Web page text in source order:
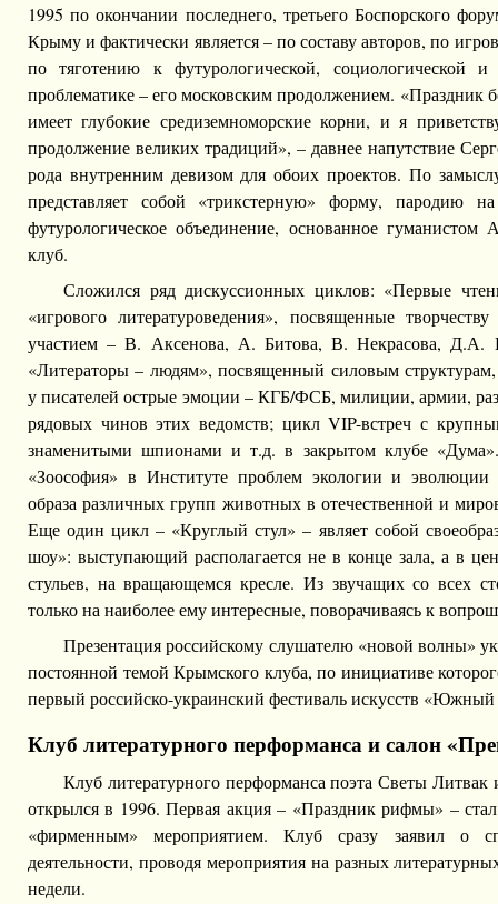
1995 по окончании последнего, третьего Боспорского
Крыму и фактически является – по составу авторов, по
по тяготению к футурологической, социологической и
проблематике – его московским продолжением. «Праздник
имеет глубокие средиземноморские корни, и я
продолжение великих традиций», – давнее напутствие
рода внутренним девизом для обоих проектов. По
представляет собой «трикстерную» форму, пародию на
футурологическое объединение, основанное
клуб.
Сложился ряд дискуссионных циклов: «Первые
«игрового литературоведения», посвященные
участием – В. Аксенова, А. Битова, В. Некрасова, Д.А.
«Литераторы – людям», посвященный силовым
у писателей острые эмоции – КГБ/ФСБ, милиции, армии,
рядовых чинов этих ведомств; цикл VIP-встреч с
знаменитыми шпионами и т.д. в закрытом клубе
«Зоософия» в Институте проблем экологии и
образа различных групп животных в отечественной и
Еще один цикл – «Круглый стул» – являет собой
шоу»: выступающий располагается не в конце зала, а в
стульев, на вращающемся кресле. Из звучащих со всех
только на наиболее ему интересные, поворачиваясь к
Презентация российскому слушателю «новой волны»
постоянной темой Крымского клуба, по инициативе
первый российско-украинский фестиваль искусств
Клуб литературного перформанса и салон
Клуб литературного перформанса поэта Светы Литвак
открылся в 1996. Первая акция – «Праздник рифмы» –
«фирменным» мероприятием. Клуб сразу заявил о
деятельности, проводя мероприятия на разных
недели.